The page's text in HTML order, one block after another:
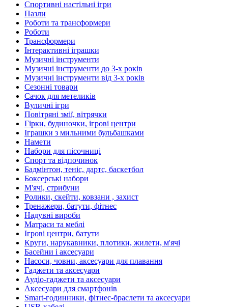
Спортивні настільні ігри
Пазли
Роботи та трансформери
Роботи
Трансформери
Інтерактивні іграшки
Музичні інструменти
Музичні інструменти до 3-х років
Музичні інструменти від 3-х років
Сезонні товари
Сачок для метеликів
Вуличні ігри
Повітряні змії, вітрячки
Гірки, будиночки, ігрові центри
Іграшки з мильними бульбашками
Намети
Набори для пісочниці
Спорт та відпочинок
Бадмінтон, теніс, дартс, баскетбол
Боксерські набори
М'ячі, стрибуни
Ролики, скейти, ковзани , захист
Тренажери, батути, фітнес
Надувні вироби
Матраси та меблі
Ігрові центри, батути
Круги, нарукавники, плотики, жилети, м'ячі
Басейни і аксесуари
Насоси, човни, аксесуари для плавання
Гаджети та аксесуари
Аудіо-гаджети та аксесуари
Аксесуари для смартфонів
Smart-годинники, фітнес-браслети та аксесуари